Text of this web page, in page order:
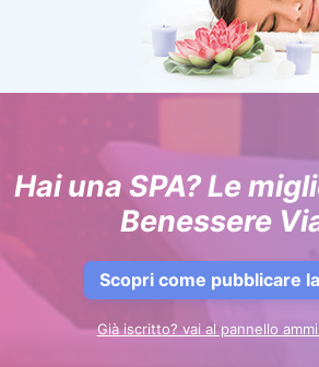
Hai una SPA? Le
Benessere
Scopri come pubblicare
Già iscritto? vai al pannello